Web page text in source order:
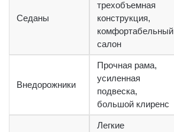
Седаны
трехобъемная
конструкция,
комфортабельный
салон
Внедорожники
Прочная рама,
усиленная
подвеска,
большой клиренс
Легкие